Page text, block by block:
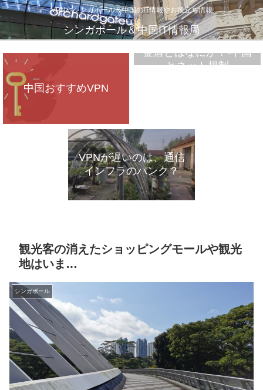
VPNやシンガポール＆中国のIT情報やお役立ち情報
シンガポール＆中国IT情報局
中国おすすめVPN
金盾とはなにか？-中国
とネット規制
VPNが遅いのは、通信
インフラのパンク？
観光客の消えたショッピングモールや観光
地はいま…
シンガポール